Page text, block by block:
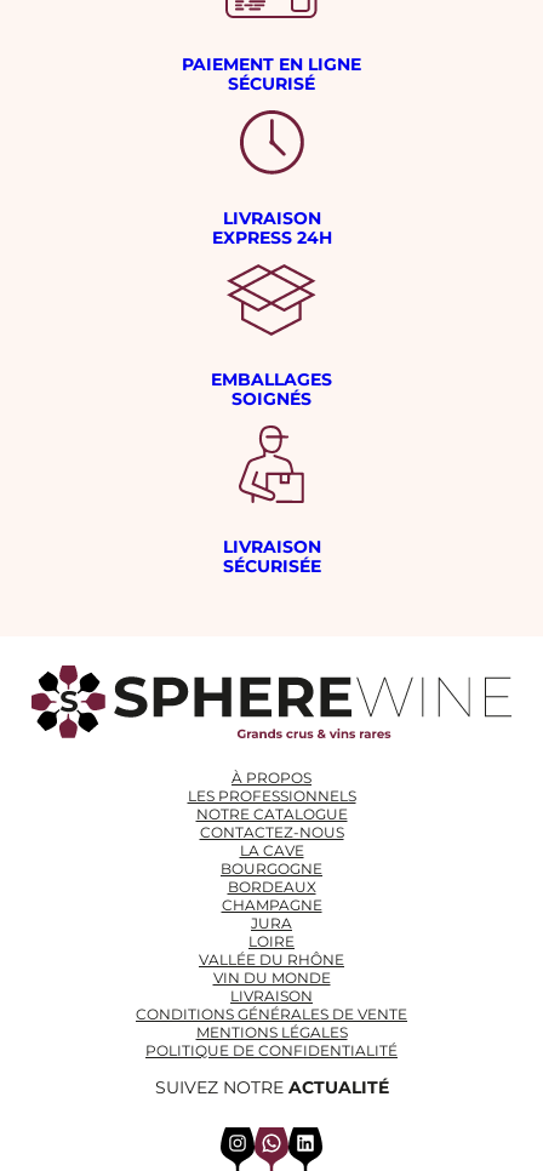
PAIEMENT EN LIGNE
SÉCURISÉ
LIVRAISON
EXPRESS 24H
EMBALLAGES
SOIGNÉS
LIVRAISON
SÉCURISÉE
À PROPOS
LES PROFESSIONNELS
NOTRE CATALOGUE
CONTACTEZ-NOUS
LA CAVE
BOURGOGNE
BORDEAUX
CHAMPAGNE
JURA
LOIRE
VALLÉE DU RHÔNE
VIN DU MONDE
LIVRAISON
CONDITIONS GÉNÉRALES DE VENTE
MENTIONS LÉGALES
POLITIQUE DE CONFIDENTIALITÉ
SUIVEZ NOTRE ACTUALITÉ
InstagramWhatsApp LinkedIn